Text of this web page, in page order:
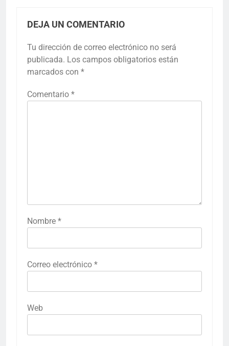
DEJA UN COMENTARIO
Tu dirección de correo electrónico no será
publicada. Los campos obligatorios están
marcados con *
Comentario *
Nombre *
Correo electrónico *
Web